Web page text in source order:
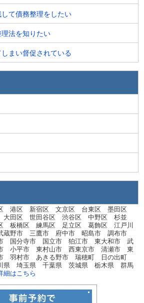
て債務整理をしたい
法を知りたい
まい督促されている
区 港区 新宿区 文京区 台東区 墨田区
田区 世田谷区 渋谷区 中野区 杉並
板橋区 練馬区 足立区 葛飾区 江戸川
野市 三鷹市 府中市 昭島市 調布市
国分寺市 国立市 狛江市 東大和市 武
小平市 東村山市 西東京市 清瀬市 東
羽村市 あきる野市 瑞穂町 日の出町
県 埼玉県 千葉県 茨城県 栃木県 群馬
細はこちら